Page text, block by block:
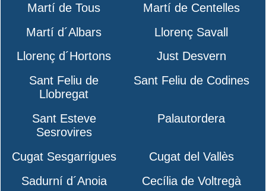
Martí de Tous
Martí de Centelles
Martí d´Albars
Llorenç Savall
Llorenç d´Hortons
Just Desvern
Sant Feliu de
Llobregat
Sant Feliu de Codines
Sant Esteve
Sesrovires
Palautordera
Cugat Sesgarrigues
Cugat del Vallès
Sadurní d´Anoia
Cecília de Voltregà